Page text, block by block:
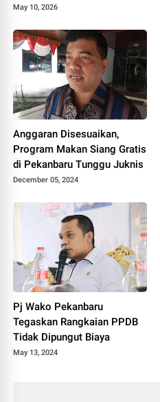
Terintegrasi Baik Oleh
May 10, 2026
Anggaran Disesuaikan,
Program Makan Siang Gratis
di Pekanbaru Tunggu Juknis
December 05, 2024
Pj Wako Pekanbaru
Tegaskan Rangkaian PPDB
Tidak Dipungut Biaya
May 13, 2024